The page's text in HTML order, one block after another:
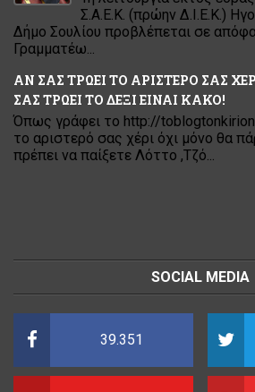
Σ.Α.Ε.Κ. (πρώην Δ.Ι.Ε.Κ.)
Δήμο Σουλίου προβλέπεται σε
Γραμματέω...
ΑΝ ΣΑΣ ΤΡΩΕΙ ΤΟ ΑΡΙΣΤΕΡΟ ΣΑΣ
ΣΑΣ ΤΡΩΕΙ ΤΟ ΔΕΞΙ ΕΙΝΑΙ ΚΑΚΟ!
Όπως γράφει το http://
το αριστερό σας χέρι όχι μόνο θα
πρέπει να παίξετε Λόττο ,Τζό...
SOCIAL MEDIA
39.351